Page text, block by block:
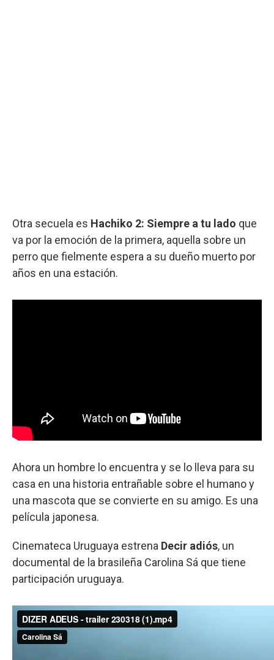
Otra secuela es Hachiko 2: Siempre a tu lado que
va por la emoción de la primera, aquella sobre un
perro que fielmente espera a su dueño muerto por
años en una estación.
Ahora un hombre lo encuentra y se lo lleva para su
casa en una historia entrañable sobre el humano y
una mascota que se convierte en su amigo. Es una
película japonesa.
Cinemateca Uruguaya estrena Decir adiós, un
documental de la brasileña Carolina Sá que tiene
participación uruguaya.